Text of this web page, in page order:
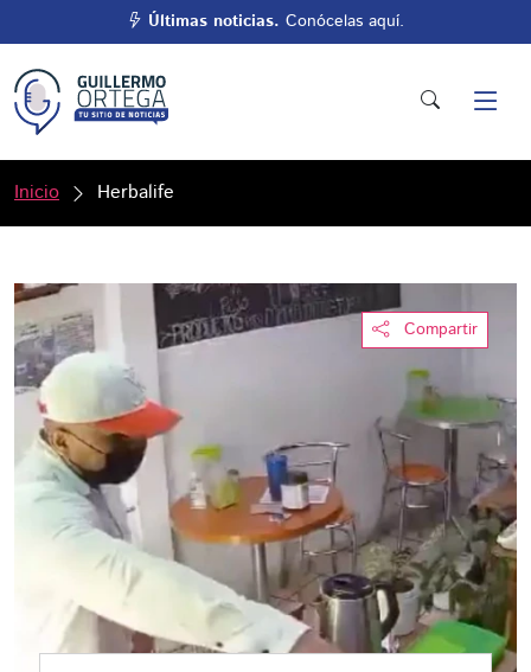
Últimas noticias. Conócelas aquí.
Inicio Herbalife
Compartir